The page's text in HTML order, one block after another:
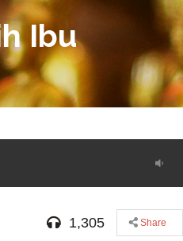
Ibu
1,305 Share